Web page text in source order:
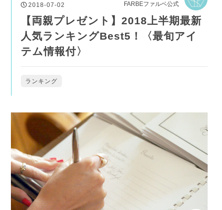
FARBEファルベ公式
2018-07-02
【両親プレゼント】2018上半期最新
人気ランキングBest5！〈最旬アイ
テム情報付〉
ランキング